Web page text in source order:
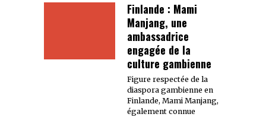
Finlande : Mami
Manjang, une
ambassadrice
engagée de la
culture gambienne
Figure respectée de la
diaspora gambienne en
Finlande, Mami Manjang,
également connue